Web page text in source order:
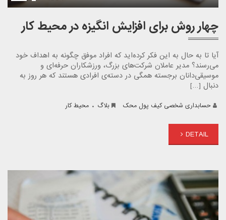
چهار روش برای افزایش انگیزه در محیط کار
آیا تا به حال به این فکر کرده‌اید که افراد موفق چگونه به اهداف خود
می‌رسند؟ مدیر عاملان شرکت‌های بزرگ، ورزشکاران حرفه‌ای و
موسیقی‌دانان برجسته همگی در دسته‌ی افرادی هستند که هر روز به
دنبال […]
حسابداری شخصی کیف پول محک بلاگ . محیط کار
DETAIL